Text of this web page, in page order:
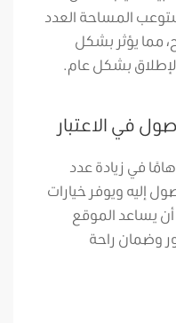
المساحة العدد
مما يؤثر بشكل
بشكل عام.
في الاعتبار
في زيادة عدد
إليه ويوفر خيارات
يساعد الموقع
وضمان راحة